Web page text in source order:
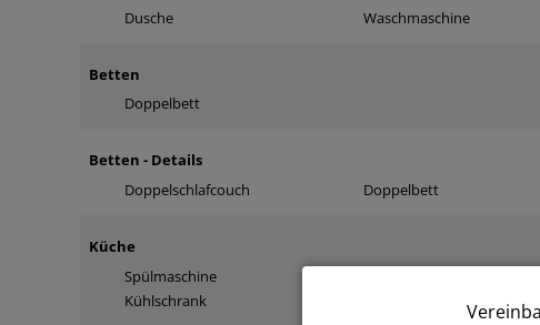
Dusche
Waschmaschine
Betten
Doppelbett
Betten - Details
Doppelschlafcouch
Doppelbett
Küche
Spülmaschine
Kühlschrank